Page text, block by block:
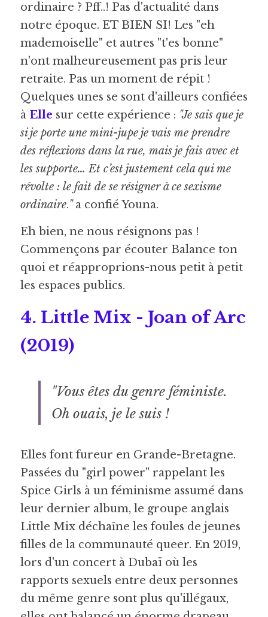
ordinaire ? Pff..! Pas d'actualité dans
notre époque. ET BIEN SI! Les "eh
mademoiselle" et autres "t'es bonne"
n'ont malheureusement pas pris leur
retraite. Pas un moment de répit !
Quelques unes se sont d'ailleurs confiées
à Elle sur cette expérience : "Je sais que je
si je porte une mini-jupe je vais me prendre
des réflexions dans la rue, mais je fais avec et
les supporte… Et c’est justement cela qui me
révolte : le fait de se résigner à ce sexisme
ordinaire." a confié Youna.
Eh bien, ne nous résignons pas !
Commençons par écouter Balance ton
quoi et réapproprions-nous petit à petit
les espaces publics.
4. Little Mix - Joan of Arc
(2019)
"Vous êtes du genre féministe.
Oh ouais, je le suis !
Elles font fureur en Grande-Bretagne.
Passées du "girl power" rappelant les
Spice Girls à un féminisme assumé dans
leur dernier album, le groupe anglais
Little Mix déchaîne les foules de jeunes
filles de la communauté queer. En 2019,
lors d'un concert à Dubaï où les
rapports sexuels entre deux personnes
du même genre sont plus qu'illégaux,